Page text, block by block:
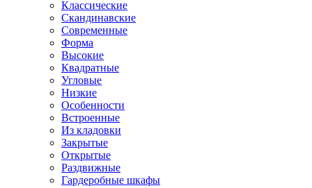
Классические
Скандинавские
Современные
Форма
Высокие
Квадратные
Угловые
Низкие
Особенности
Встроенные
Из кладовки
Закрытые
Открытые
Раздвижные
Гардеробные шкафы